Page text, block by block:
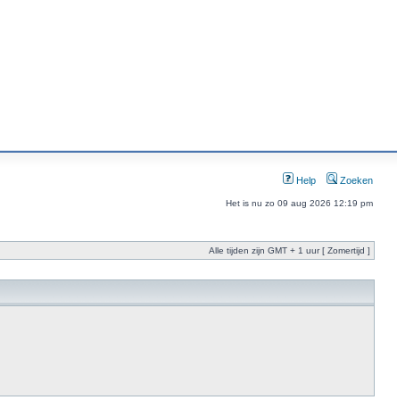
Help Zoeken
Het is nu zo 09 aug 2026 12:19 pm
Alle tijden zijn GMT + 1 uur [ Zomertijd ]